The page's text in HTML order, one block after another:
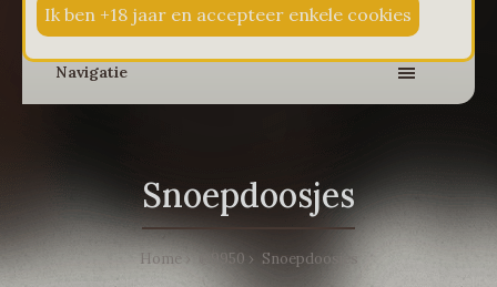
Navigatie
Snoepdoosjes
Home @9950 Snoepdoosjes